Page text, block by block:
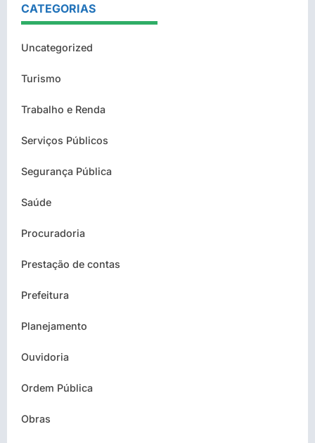
CATEGORIAS
Uncategorized
Turismo
Trabalho e Renda
Serviços Públicos
Segurança Pública
Saúde
Procuradoria
Prestação de contas
Prefeitura
Planejamento
Ouvidoria
Ordem Pública
Obras